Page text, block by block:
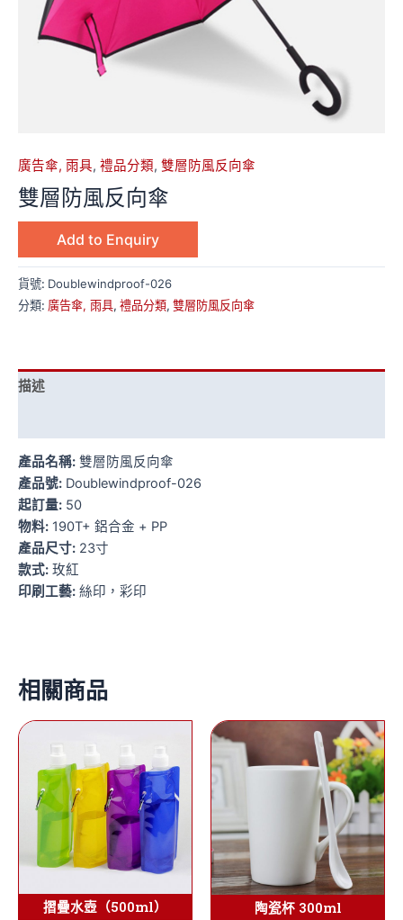
廣告傘, 雨具, 禮品分類, 雙層防風反向傘
雙層防風反向傘
Add to Enquiry
貨號: Doublewindproof-026
分類: 廣告傘, 雨具, 禮品分類, 雙層防風反向傘
描述
產品名稱: 雙層防風反向傘
產品號: Doublewindproof-026
起訂量: 50
物料: 190T+ 鋁合金 + PP
產品尺寸: 23寸
款式: 玫紅
印刷工藝: 絲印，彩印
相關商品
摺疊水壺（500ml） 陶瓷杯 300ml